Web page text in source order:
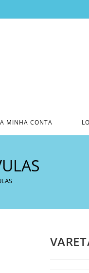
A MINHA CONTA